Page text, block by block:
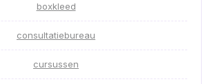
boxkleed
consultatiebureau
cursussen